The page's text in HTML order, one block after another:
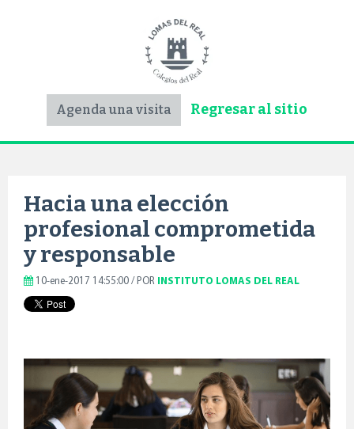
Agenda una visita Regresar al sitio
Hacia una elección
profesional comprometida
y responsable
10-ene-2017 14:55:00 / POR INSTITUTO LOMAS DEL REAL